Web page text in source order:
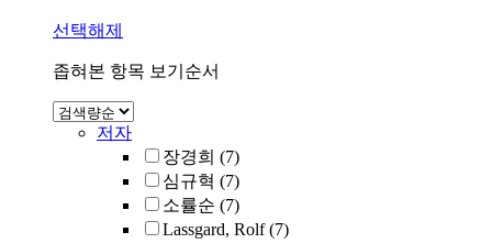
선택해제
좁혀본 항목 보기순서
저자
장경희 (7)
심규혁 (7)
소률순 (7)
Lassgard, Rolf (7)